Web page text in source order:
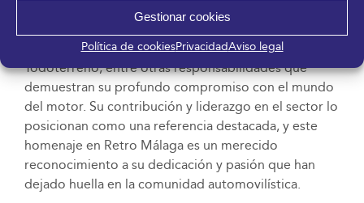
Gestionar cookies
Política de cookiesPrivacidadAviso legal
de pruebas del Campeonato de España de
Todoterreno, entre otras responsabilidades que
demuestran su profundo compromiso con el mundo
del motor. Su contribución y liderazgo en el sector lo
posicionan como una referencia destacada, y este
homenaje en Retro Málaga es un merecido
reconocimiento a su dedicación y pasión que han
dejado huella en la comunidad automovilística.